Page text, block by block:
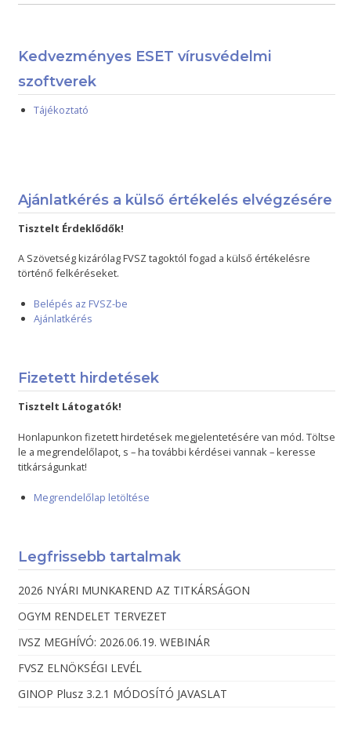
Kedvezményes ESET vírusvédelmi
szoftverek
Tájékoztató
Ajánlatkérés a külső értékelés elvégzésére
Tisztelt Érdeklődők!
A Szövetség kizárólag FVSZ tagoktól fogad a külső értékelésre
történő felkéréseket.
Belépés az FVSZ-be
Ajánlatkérés
Fizetett hirdetések
Tisztelt Látogatók!
Honlapunkon fizetett hirdetések megjelentetésére van mód. Töltse
le a megrendelőlapot, s – ha további kérdései vannak – keresse
titkárságunkat!
Megrendelőlap letöltése
Legfrissebb tartalmak
2026 NYÁRI MUNKAREND AZ TITKÁRSÁGON
OGYM RENDELET TERVEZET
IVSZ MEGHÍVÓ: 2026.06.19. WEBINÁR
FVSZ ELNÖKSÉGI LEVÉL
GINOP Plusz 3.2.1 MÓDOSÍTÓ JAVASLAT